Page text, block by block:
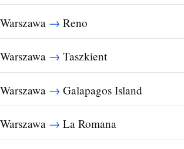
Warszawa → Reno
Warszawa → Taszkient
Warszawa → Galapagos Island
Warszawa → La Romana